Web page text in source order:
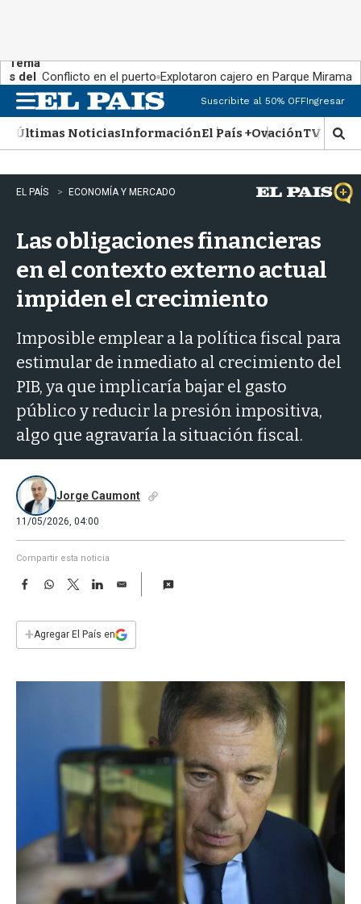
Tema
s del
día:
Conflicto en el puerto Explotaron cajero en Parque Miramar
n
u
Suscribite al 50% OFFIngresar
Últimas NoticiasInformaciónEl País +OvaciónTV Show
M
o
s
t
r
e
d
a
EL PAÍS ECONOMÍA Y MERCADO
Las obligaciones financieras
en el contexto externo actual
impiden el crecimiento
Imposible emplear a la política fiscal para
estimular de inmediato al crecimiento del
PIB, ya que implicaría bajar el gasto
público y reducir la presión impositiva,
algo que agravaría la situación fiscal.
Jorge Caumont
11/05/2026, 04:00
Compartir esta noticia
F
e
b
W
s
T
w
t
L
E
i
l
+Agregar El País en